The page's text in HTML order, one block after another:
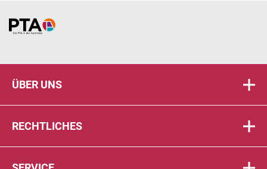
Home
ÜBER UNS
RECHTLICHES